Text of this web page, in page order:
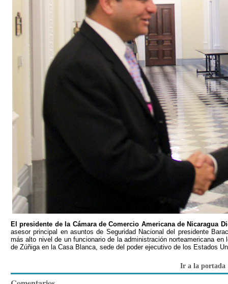
El presidente de la Cámara de Comercio Americana de Nicaragua
asesor principal en asuntos de Seguridad Nacional del presidente
más alto nivel de un funcionario de la administración norteamericana
de Zúñiga en la Casa Blanca, sede del poder ejecutivo de los Estados
Ir a la portada